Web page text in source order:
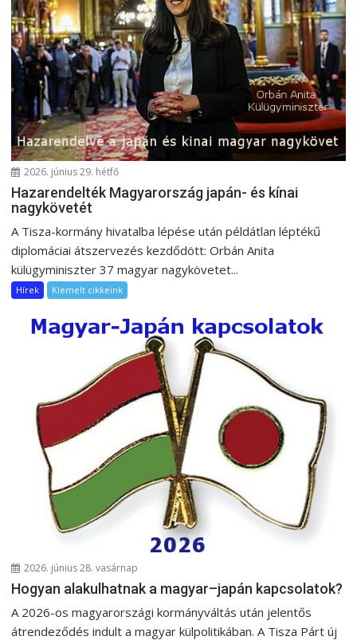
a
v
i
g
á
c
i
ó 2026. június 29. hétfő
Hazarendelték Magyarország japán- és kínai
nagykövetét
A Tisza-kormány hivatalba lépése után példátlan léptékű
diplomáciai átszervezés kezdődött: Orbán Anita
külügyminiszter 37 magyar nagykövetet...
Hírek Kiemelt cikkeink
2026. június 28. vasárnap
Hogyan alakulhatnak a magyar–japán kapcsolatok?
A 2026-os magyarországi kormányváltás után jelentős
átrendeződés indult a magyar külpolitikában. A Tisza Párt új